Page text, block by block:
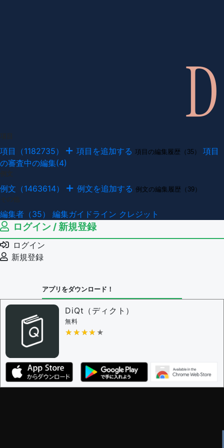
項目（1182735） 項目を追加する 項目の編集履歴（35）
項目
の審査中の編集(4)
例文（1463614） 例文を追加する 例文の編集履歴（39）
編集者（35） 編集ガイドライン クレジット
ログイン / 新規登録
ログイン
新規登録
アプリをダウンロード！
DiQt（ディクト）
無料
★★★★★
★★★★★